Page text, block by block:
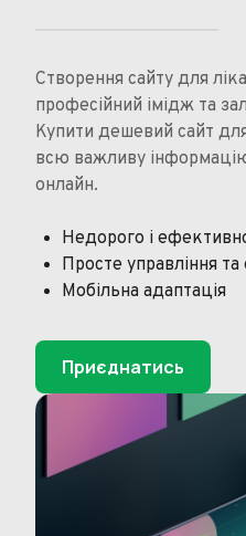
Створення сайту для
професійний імідж та
Купити дешевий сайт
всю важливу
онлайн.
Недорого і
Просте управління
Мобільна адаптація
Приєднатись